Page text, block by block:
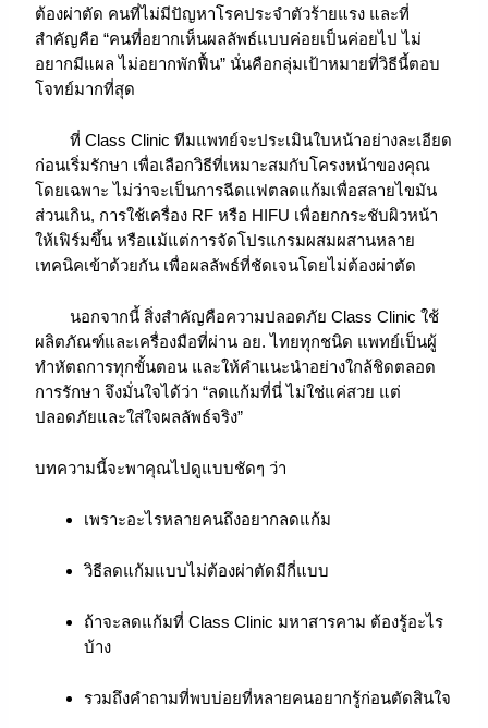
ต้องผ่าตัด คนที่ไม่มีปัญหาโรคประจำตัวร้ายแรง และที่
สำคัญคือ “คนที่อยากเห็นผลลัพธ์แบบค่อยเป็นค่อยไป ไม่
อยากมีแผล ไม่อยากพักฟื้น” นั่นคือกลุ่มเป้าหมายที่วิธีนี้ตอบ
โจทย์มากที่สุด
ที่ Class Clinic ทีมแพทย์จะประเมินใบหน้าอย่างละเอียด
ก่อนเริ่มรักษา เพื่อเลือกวิธีที่เหมาะสมกับโครงหน้าของคุณ
โดยเฉพาะ ไม่ว่าจะเป็นการฉีดแฟตลดแก้มเพื่อสลายไขมัน
ส่วนเกิน, การใช้เครื่อง RF หรือ HIFU เพื่อยกกระชับผิวหน้า
ให้เฟิร์มขึ้น หรือแม้แต่การจัดโปรแกรมผสมผสานหลาย
เทคนิคเข้าด้วยกัน เพื่อผลลัพธ์ที่ชัดเจนโดยไม่ต้องผ่าตัด
นอกจากนี้ สิ่งสำคัญคือความปลอดภัย Class Clinic ใช้
ผลิตภัณฑ์และเครื่องมือที่ผ่าน อย. ไทยทุกชนิด แพทย์เป็นผู้
ทำหัตถการทุกขั้นตอน และให้คำแนะนำอย่างใกล้ชิดตลอด
การรักษา จึงมั่นใจได้ว่า “ลดแก้มที่นี่ ไม่ใช่แค่สวย แต่
ปลอดภัยและใส่ใจผลลัพธ์จริง”
บทความนี้จะพาคุณไปดูแบบชัดๆ ว่า
เพราะอะไรหลายคนถึงอยากลดแก้ม
วิธีลดแก้มแบบไม่ต้องผ่าตัดมีกี่แบบ
ถ้าจะลดแก้มที่ Class Clinic มหาสารคาม ต้องรู้อะไร
บ้าง
รวมถึงคำถามที่พบบ่อยที่หลายคนอยากรู้ก่อนตัดสินใจ